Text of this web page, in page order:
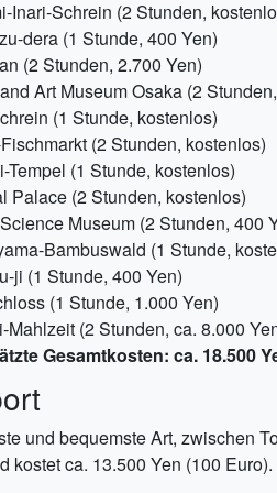
Inari-Schrein (2 Stunden,
dera (1 Stunde, 400 Yen)
(2 Stunden, 2.700 Yen)
Art Museum Osaka (2
(1 Stunde, kostenlos)
(2 Stunden, kostenlos)
Tempel (1 Stunde, kostenlos)
Palace (2 Stunden, kostenlos)
Museum (2 Stunden, 400
Bambuswald (1 Stunde,
ji (1 Stunde, 400 Yen)
(1 Stunde, 1.000 Yen)
Mahlzeit (2 Stunden, ca. 8.000
Gesamtkosten: ca. 18.500
und bequemste Art, zwischen
kostet ca. 13.500 Yen (100